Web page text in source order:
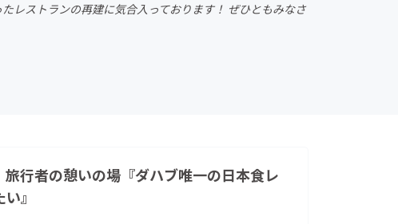
ファッション
ィ
レストランの再建に気合入っております！ ぜひともみなさ
行者の憩いの場『ダハブ唯一の日本食レ
』